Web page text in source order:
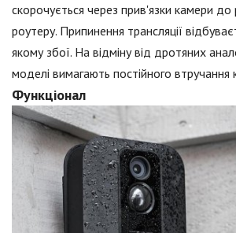
скорочується через прив'язки камери до
роутеру. Припинення трансляції
якому збої. На відміну від дротяних
моделі вимагають постійного втручання
Функціонал